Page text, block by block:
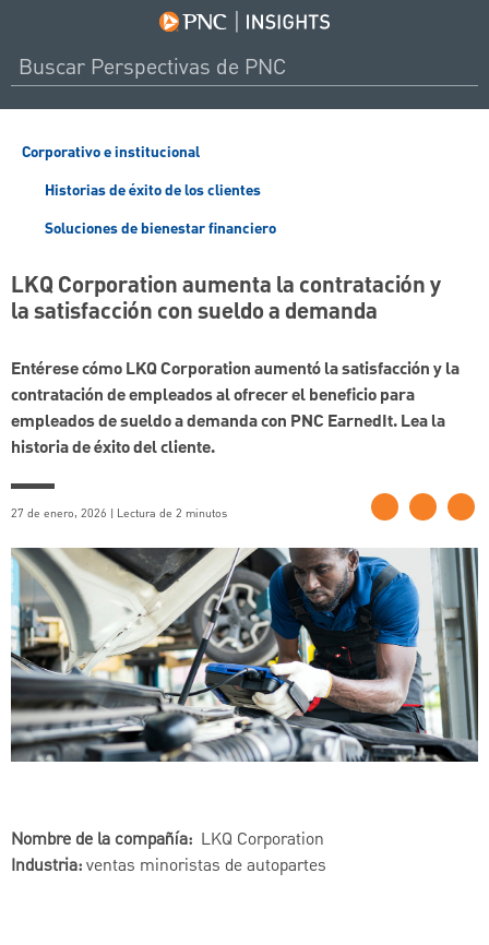
Corporativo e institucional
Historias de éxito de los clientes
Soluciones de bienestar financiero
LKQ Corporation aumenta la contratación y
la satisfacción con sueldo a demanda
Entérese cómo LKQ Corporation aumentó la satisfacción y la
contratación de empleados al ofrecer el beneficio para
empleados de sueldo a demanda con PNC EarnedIt. Lea la
historia de éxito del cliente.
27 de enero, 2026 | Lectura de 2 minutos
Nombre de la compañía: LKQ Corporation
Industria:ventas minoristas de autopartes